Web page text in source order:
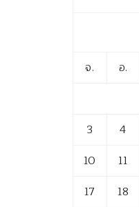
จ. อ.
3
4
10
11
17
18